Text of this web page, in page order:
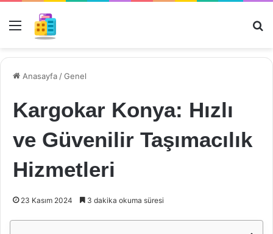
Menü
Anasayfa /Genel
Kargokar Konya: Hızlı
ve Güvenilir Taşımacılık
Hizmetleri
23 Kasım 2024 3 dakika okuma süresi